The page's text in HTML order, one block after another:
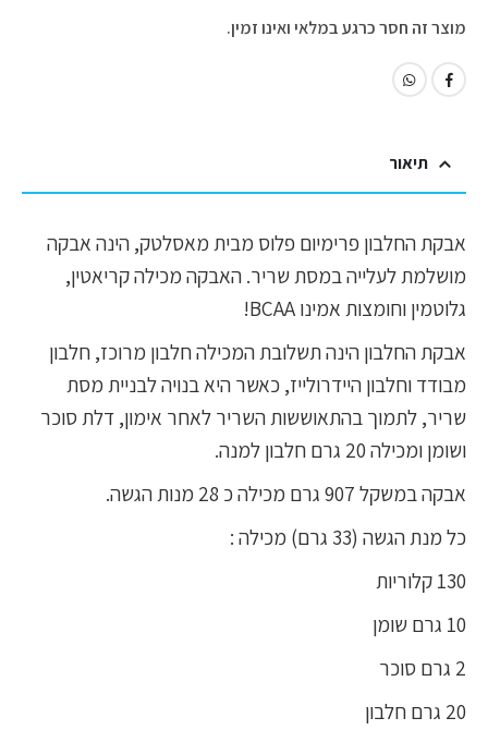
מוצר זה חסר כרגע במלאי ואינו זמין.
תיאור
אבקת החלבון פרימיום פלוס מבית מאסלטק, הינה אבקה
מושלמת לעלייה במסת שריר. האבקה מכילה קריאטין,
גלוטמין וחומצות אמינו BCAA!
אבקת החלבון הינה תשלובת המכילה חלבון מרוכז, חלבון
מבודד וחלבון היידרולייז, כאשר היא בנויה לבניית מסת
שריר, לתמוך בהתאוששות השריר לאחר אימון, דלת סוכר
ושומן ומכילה 20 גרם חלבון למנה.
אבקה במשקל 907 גרם מכילה כ 28 מנות הגשה.
כל מנת הגשה (33 גרם) מכילה :
130 קלוריות
10 גרם שומן
2 גרם סוכר
20 גרם חלבון